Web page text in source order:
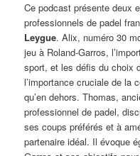
Ce podcast présente deux
professionnels de padel
Leygue. Alix, numéro 30
jeu à Roland-Garros,
sport, et les défis du choix
l’importance cruciale de la
qu’en dehors. Thomas,
professionnel de padel,
ses coups préférés et à
partenaire idéal. Il évoque